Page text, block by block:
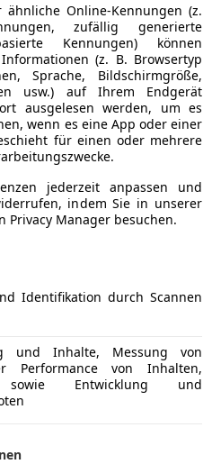
39 990
ähnliche Online-Kennungen (z.
zufällig generierte
Kennungen) können
(z. B. Browsertyp
Sprache, Bildschirmgröße,
usw.) auf Ihrem Endgerät
ausgelesen werden, um es
wenn es eine App oder einer
für einen oder mehrere
jederzeit anpassen und
indem Sie in unserer
Privacy Manager besuchen.
Identifikation durch Scannen
und Inhalte, Messung von
Performance von Inhalten,
sowie Entwicklung und